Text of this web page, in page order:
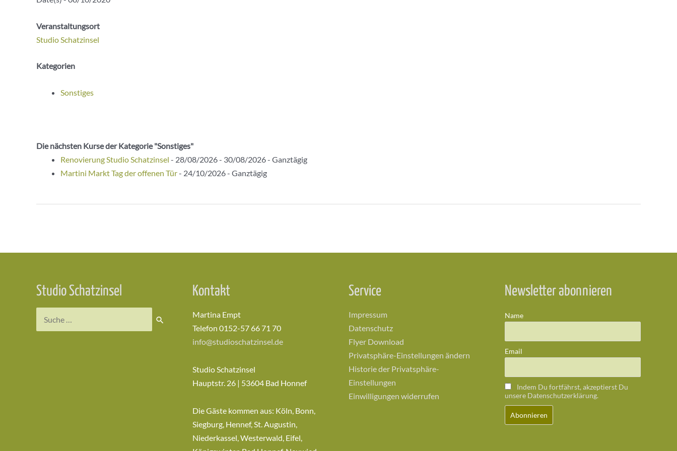
Veranstaltungsort
Studio Schatzinsel
Kategorien
Sonstiges
Die nächsten Kurse der Kategorie "Sonstiges"
Renovierung Studio Schatzinsel - 28/08/2026 - 30/08/2026 - Ganztägig
Martini Markt Tag der offenen Tür- 24/10/2026 - Ganztägig
Studio Schatzinsel Kontakt
Martina Empt
Telefon 0152-57 66 71 70
info@studioschatzinsel.de
Studio Schatzinsel
Hauptstr. 26 | 53604 Bad Honnef
Die Gäste kommen aus: Köln, Bonn,
Siegburg, Hennef, St. Augustin,
Niederkassel, Westerwald, Eifel,
Service
Impressum
Datenschutz
Flyer Download
Privatsphäre-Einstellungen ändern
Historie der Privatsphäre-
Einstellungen
Einwilligungen widerrufen
Newsletter abonnieren
Name
Email
Indem Du fortfährst, akzeptierst Du
unsere Datenschutzerklärung.